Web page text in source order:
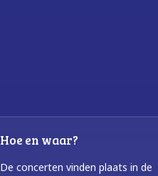
Hoe en waar?
De concerten vinden plaats in de